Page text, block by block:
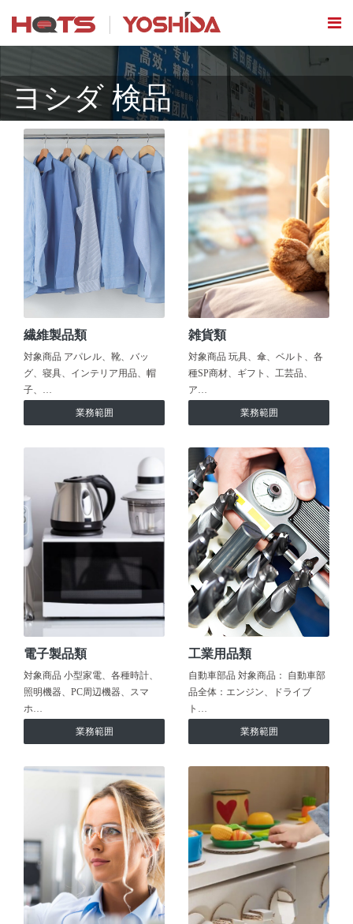
ヨシダ 検品
繊維製品類
対象商品 アパレル、靴、バッ
グ、寝具、インテリア用品、帽
子、…
業務範囲
雑貨類
対象商品 玩具、傘、ベルト、各
種SP商材、ギフト、工芸品、
ア…
業務範囲
電子製品類
対象商品 小型家電、各種時計、
照明機器、PC周辺機器、スマ
ホ…
業務範囲
工業用品類
自動車部品 対象商品： 自動車部
品全体：エンジン、ドライブ
ト…
業務範囲